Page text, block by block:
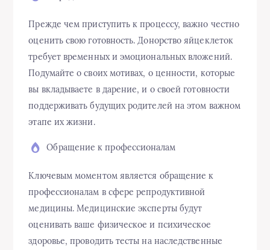
Прежде чем приступить к процессу, важно честно
оценить свою готовность. Донорство яйцеклеток
требует временных и эмоциональных вложений.
Подумайте о своих мотивах, о ценности, которые
вы вкладываете в дарение, и о своей готовности
поддерживать будущих родителей на этом важном
этапе их жизни.
Обращение к профессионалам
Ключевым моментом является обращение к
профессионалам в сфере репродуктивной
медицины. Медицинские эксперты будут
оценивать ваше физическое и психическое
здоровье, проводить тесты на наследственные